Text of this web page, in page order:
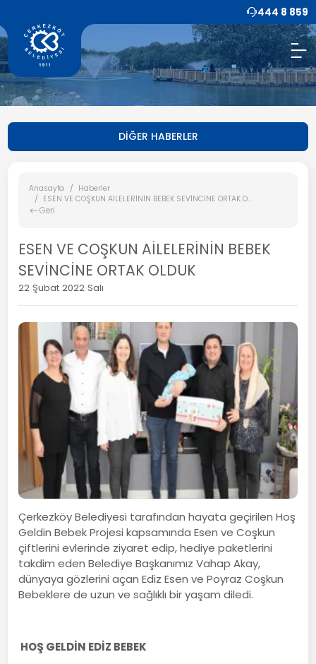
444 8 859
DİĞER HABERLER
Anasayfa
Haberler
ESEN VE COŞKUN AİLELERİNİN BEBEK SEVİNCİNE ORTAK O...
Geri
ESEN VE COŞKUN AİLELERİNİN BEBEK
SEVİNCİNE ORTAK OLDUK
22 Şubat 2022 Salı
Çerkezköy Belediyesi tarafından hayata geçirilen Hoş
Geldin Bebek Projesi kapsamında Esen ve Coşkun
çiftlerini evlerinde ziyaret edip, hediye paketlerini
takdim eden Belediye Başkanımız Vahap Akay,
dünyaya gözlerini açan Ediz Esen ve Poyraz Coşkun
Bebeklere de uzun ve sağlıklı bir yaşam diledi.
HOŞ GELDİN EDİZ BEBEK